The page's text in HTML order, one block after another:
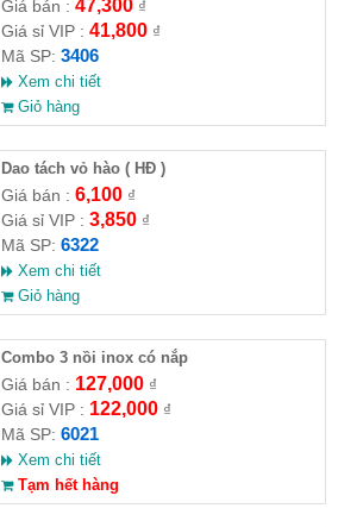
Giá bán : 47,300₫
Giá sỉ VIP : 41,800₫
Mã SP: 3406
Xem chi tiết
Giỏ hàng
Dao tách vỏ hào ( HĐ )
Giá bán : 6,100₫
Giá sỉ VIP : 3,850₫
Mã SP: 6322
Xem chi tiết
Giỏ hàng
Combo 3 nồi inox có nắp
Giá bán : 127,000₫
Giá sỉ VIP : 122,000₫
Mã SP: 6021
Xem chi tiết
Tạm hết hàng